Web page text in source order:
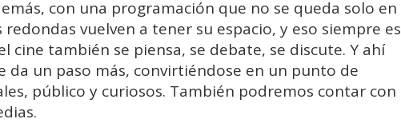
con una programación que no se queda solo en
redondas vuelven a tener su espacio, y eso siempre es
cine también se piensa, se debate, se discute. Y ahí
da un paso más, convirtiéndose en un punto de
público y curiosos. También podremos contar con